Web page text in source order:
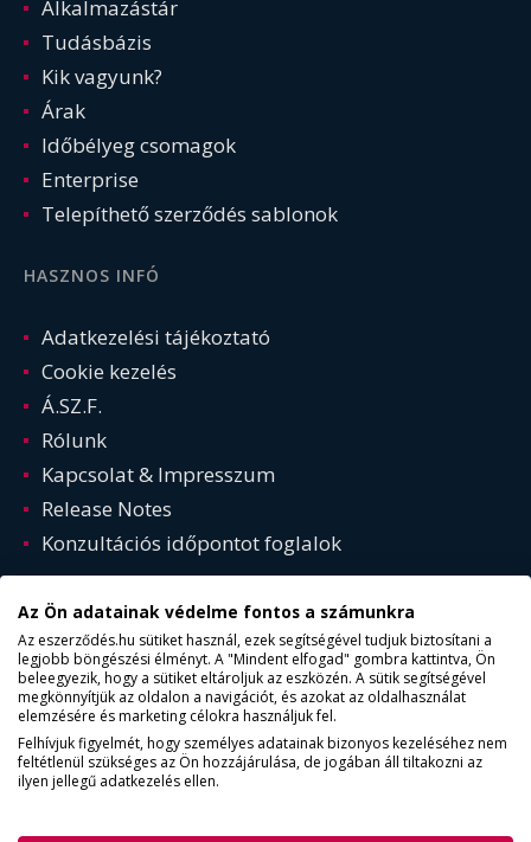
Alkalmazástár
Tudásbázis
Kik vagyunk?
Árak
Időbélyeg csomagok
Enterprise
Telepíthető szerződés sablonok
HASZNOS INFÓ
Adatkezelési tájékoztató
Cookie kezelés
Á.SZ.F.
Rólunk
Kapcsolat & Impresszum
Release Notes
Konzultációs időpontot foglalok
© Copyright 2015 - 2025. ESZERZODES.HU | Minden jog
fentartva!
Az Ön adatainak védelme fontos a számunkra
Az eszerződés.hu sütiket használ, ezek segítségével tudjuk biztosítani a
legjobb böngészési élményt. A "Mindent elfogad" gombra kattintva, Ön
beleegyezik, hogy a sütiket eltároljuk az eszközén. A sütik segítségével
megkönnyítjük az oldalon a navigációt, és azokat az oldalhasználat
elemzésére és marketing célokra használjuk fel.
Felhívjuk figyelmét, hogy személyes adatainak bizonyos kezeléséhez nem
feltétlenül szükséges az Ön hozzájárulása, de jogában áll tiltakozni az
ilyen jellegű adatkezelés ellen.